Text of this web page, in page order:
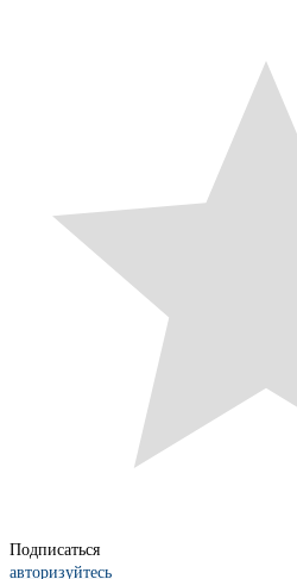
Подписаться
авторизуйтесь